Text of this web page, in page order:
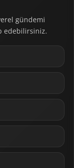
gündemi
edebilirsiniz.